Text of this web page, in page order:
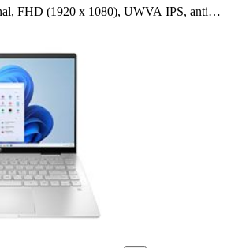
FHD (1920 x 1080), UWVA IPS, anti-